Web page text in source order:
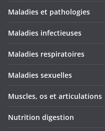
Maladies et pathologies
Maladies infectieuses
Maladies respiratoires
Maladies sexuelles
Muscles, os et articulations
Nutrition digestion